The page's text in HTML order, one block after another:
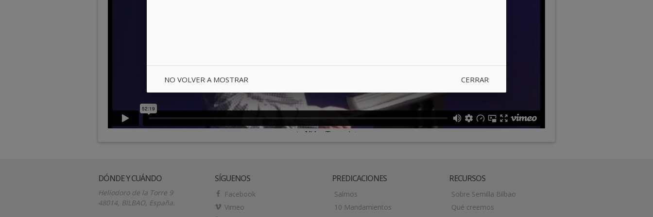
DÓNDE Y CUÁNDO
Heliodoro de la Torre 9
48014, BILBAO, España.
SÍGUENOS
Facebook
Vimeo
PREDICACIONES
Salmos
10 Mandamientos
RECURSOS
Sobre Semilla Bilbao
Qué creemos
CERRAR
NO VOLVER A MOSTRAR